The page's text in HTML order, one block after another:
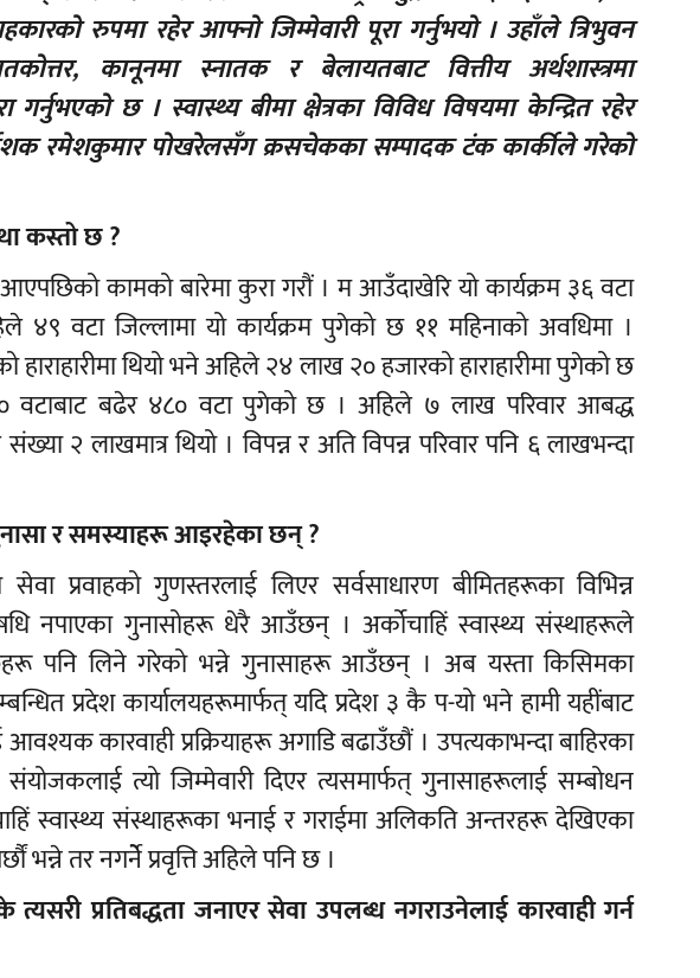
रुपमा रहेर आफ्नो जिम्मेवारी पूरा गर्नुभयो । उहाँले त्रिभुवन
कानूनमा स्नातक र बेलायतबाट वित्तीय अर्थशास्त्रमा
छ । स्वास्थ्य बीमा क्षेत्रका विविध विषयमा केन्द्रित रहेर
रमेशकुमार पोखरेलसँग क्रसचेकका सम्पादक टंक कार्कीले गरेको
कस्तो छ ?
कामको बारेमा कुरा गरौं । म आउँदाखेरि यो कार्यक्रम ३६ वटा
४९ वटा जिल्लामा यो कार्यक्रम पुगेको छ ११ महिनाको अवधिमा ।
थियो भने अहिले २४ लाख २० हजारको हाराहारीमा पुगेको छ
वटाबाट बढेर ४८० वटा पुगेको छ । अहिले ७ लाख परिवार आबद्ध
२ लाखमात्र थियो । विपन्न र अति विपन्न परिवार पनि ६ लाखभन्दा
र समस्याहरू आइरहेका छन् ?
प्रवाहको गुणस्तरलाई लिएर सर्वसाधारण बीमितहरूका विभिन्न
नपाएका गुनासोहरू धेरै आउँछन् । अर्कोचाहिं स्वास्थ्य संस्थाहरूले
पनि लिने गरेको भन्ने गुनासाहरू आउँछन् । अब यस्ता किसिमका
प्रदेश कार्यालयहरूमार्फत् यदि प्रदेश ३ कै प-यो भने हामी यहींबाट
कारवाही प्रक्रियाहरू अगाडि बढाउँछौं । उपत्यकाभन्दा बाहिरका
त्यो जिम्मेवारी दिएर त्यसमार्फत् गुनासाहरूलाई सम्बोधन
स्वास्थ्य संस्थाहरूका भनाई र गराईमा अलिकति अन्तरहरू देखिएका
भन्ने तर नगर्नेे प्रवृत्ति अहिले पनि छ ।
प्रतिबद्धता जनाएर सेवा उपलब्ध नगराउनेलाई कारवाही गर्न